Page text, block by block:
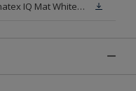
Veiligheidsinformatieblad Alphatex IQ Mat White W05 (MSDS)